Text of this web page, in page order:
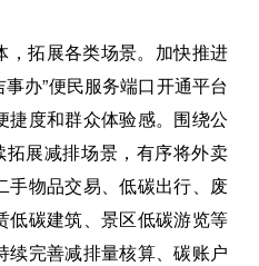
，拓展各类场景。加快推进
事办”便民服务端口开通平台
捷度和群众体验感。围绕公
拓展减排场景，有序将外卖
手物品交易、低碳出行、废
低碳建筑、景区低碳游览等
续完善减排量核算、碳账户